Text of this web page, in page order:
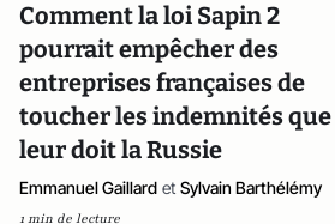
Comment la loi Sapin 2
pourrait empêcher des
entreprises françaises de
toucher les indemnités que
leur doit la Russie
Emmanuel Gaillard et Sylvain Barthélémy
1 min de lecture